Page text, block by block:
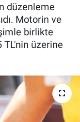
düzenleme
Motorin ve
birlikte
TL'nin üzerine